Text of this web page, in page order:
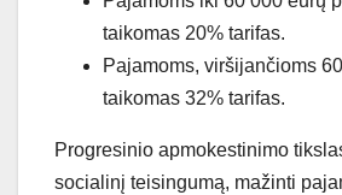
taikomas 20% tarifas.
Pajamoms, viršijančioms
taikomas 32% tarifas.
Progresinio apmokestinimo
socialinį teisingumą, mažinti